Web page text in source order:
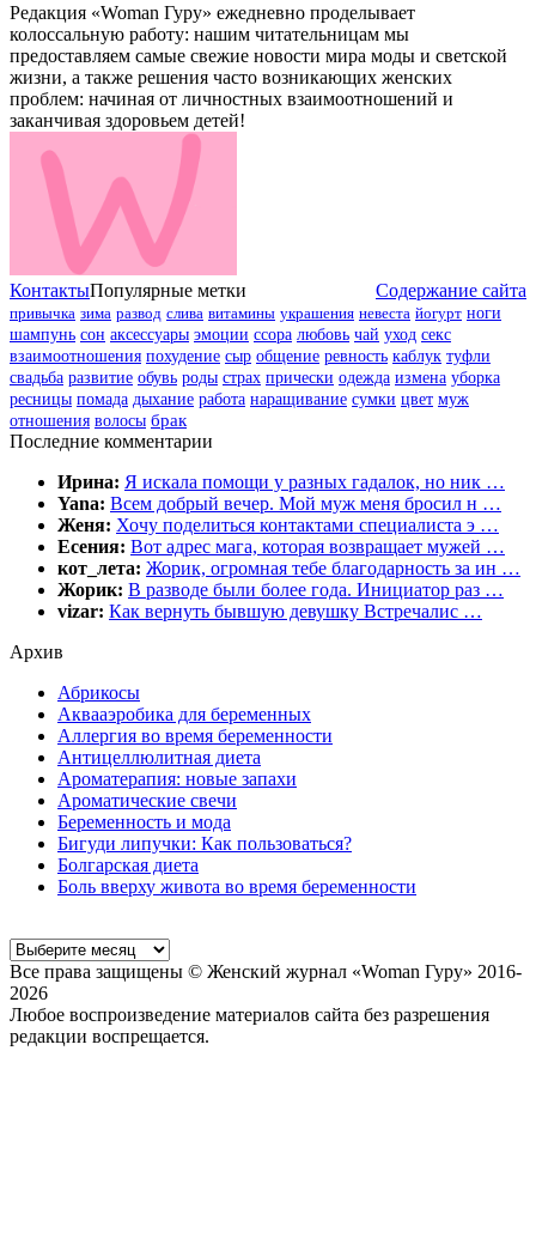
Редакция «Woman Гуру» ежедневно проделывает
колоссальную работу: нашим читательницам мы
предоставляем самые свежие новости мира моды и светской
жизни, а также решения часто возникающих женских
проблем: начиная от личностных взаимоотношений и
заканчивая здоровьем детей!
Контакты Содержание сайта
Популярные метки
привычка зима развод слива витамины украшения невеста йогурт ноги
шампунь сон аксессуары эмоции ссора любовь чай уход секс
взаимоотношения похудение сыр общение ревность каблук туфли
свадьба развитие обувь роды страх прически одежда измена уборка
ресницы помада дыхание работа наращивание сумки цвет муж
отношения волосы брак
Последние комментарии
Ирина: Я искала помощи у разных гадалок, но ник …
Yana: Всем добрый вечер. Мой муж меня бросил н …
Женя: Хочу поделиться контактами специалиста э …
Есения: Вот адрес мага, которая возвращает мужей …
кот_лета: Жорик, огромная тебе благодарность за ин …
Жорик: В разводе были более года. Инициатор раз …
vizar: Как вернуть бывшую девушку Встречалис …
Архив
Абрикосы
Аквааэробика для беременных
Аллергия во время беременности
Антицеллюлитная диета
Ароматерапия: новые запахи
Ароматические свечи
Беременность и мода
Бигуди липучки: Как пользоваться?
Болгарская диета
Боль вверху живота во время беременности
Все права защищены © Женский журнал «Woman Гуру» 2016-
2026
Любое воспроизведение материалов сайта без разрешения
редакции воспрещается.